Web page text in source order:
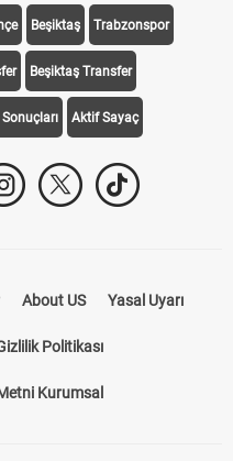
Beşiktaş Trabzonspor
Beşiktaş Transfer
Aktif Sayaç
About US Yasal Uyarı
Politikası
Kurumsal